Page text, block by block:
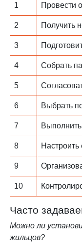
1 Провести
2 Получить
3
4 Собрать
5
6 Выбрать
7
8 Настроить
9
10
Часто
Можно ли
жильцов?